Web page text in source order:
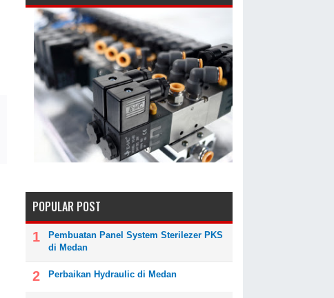
POPULAR POST
Pembuatan Panel System Sterilezer PKS
di Medan
Perbaikan Hydraulic di Medan